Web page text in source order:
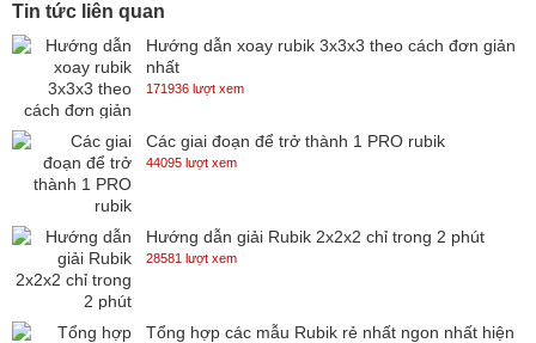
Tin tức liên quan
Hướng dẫn xoay rubik 3x3x3 theo cách đơn giản
nhất
171936 lượt xem
Các giai đoạn để trở thành 1 PRO rubik
44095 lượt xem
Hướng dẫn giải Rubik 2x2x2 chỉ trong 2 phút
28581 lượt xem
Tổng hợp các mẫu Rubik rẻ nhất ngon nhất hiện